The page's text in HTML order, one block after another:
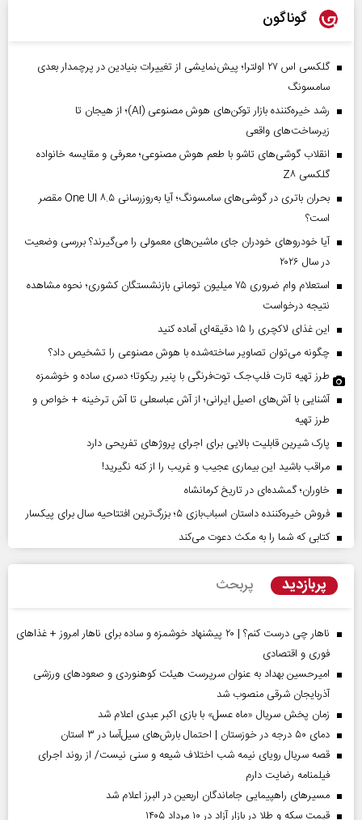
گوناگون
گلکسی اس ۲۷ اولترا؛ پیش‌نمایشی از تغییرات بنیادین در پرچمدار بعدی
سامسونگ
رشد خیره‌کننده بازار توکن‌های هوش مصنوعی (AI)؛ از هیجان تا
زیرساخت‌های واقعی
انقلاب گوشی‌های تاشو‌ با طعم هوش مصنوعی؛ معرفی و مقایسه خانواده
گلکسی Z۸
بحران باتری در گوشی‌های سامسونگ؛ آیا به‌روزرسانی One UI ۸.۵ مقصر
است؟
آیا خودروهای خودران جای ماشین‌های معمولی را می‌گیرند؟ بررسی وضعیت
در سال ۲۰۲۶
استعلام وام ضروری ۷۵ میلیون تومانی بازنشستگان کشوری؛ نحوه مشاهده
نتیجه درخواست
این غذای لاکچری را ۱۵ دقیقه‌ای آماده کنید
چگونه می‌توان تصاویر ساخته‌شده با هوش مصنوعی را تشخیص داد؟
طرز تهیه تارت فلپ‌جک توت‌فرنگی با پنیر ریکوتا؛ دسری ساده و خوشمزه
آشنایی با آش‌های اصیل ایرانی؛ از آش عباسعلی تا آش ترخینه + خواص و
طرز تهیه
پارک شیرین قابلیت‌ بالایی برای اجرای پروژهای تفریحی دارد
مراقب باشید این بیماری عجیب و غریب را از کنه نگیرید!
خاوران؛ گمشده‌ای در تاریخ کرمانشاه
فروش خیره‌کننده داستان اسباب‌بازی ۵؛ بزرگ‌ترین افتتاحیه سال برای پیکسار
کتابی که شما را به مکث دعوت می‌کند
پربازدید پربحث
ناهار چی درست کنم؟ | ۲۰ پیشنهاد خوشمزه و ساده برای ناهار امروز + غذاهای
فوری و اقتصادی
امیرحسین بهداد به عنوان سرپرست هیئت کوهنوردی و صعودهای ورزشی
آذربایجان شرقی منصوب شد
زمان پخش سریال «ماه عسل» با بازی اکبر عبدی اعلام شد
دمای ۵۰ درجه در خوزستان | احتمال بارش‌های سیل‌آسا در ۳ استان
قصه سریال رویای نیمه شب اختلاف شیعه و سنی نیست/ از روند اجرای
فیلمنامه رضایت دارم
مسیر‌های راهپیمایی جاماندگان اربعین در البرز اعلام شد
قیمت سکه و طلا در بازار آزاد در ۱۰ مرداد ۱۴۰۵